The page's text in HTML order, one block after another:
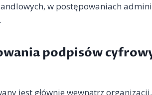
w postępowaniach
podpisów
jest głównie wewnątrz